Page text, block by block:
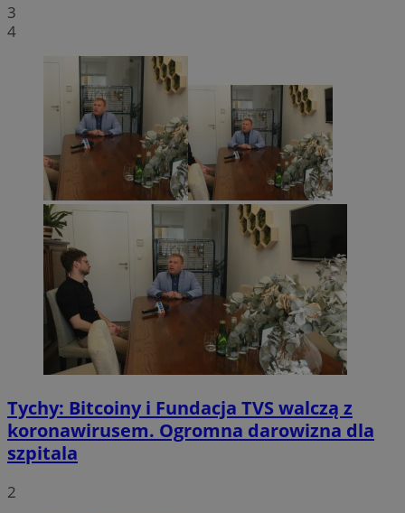
3
4
Tychy: Bitcoiny i Fundacja TVS walczą z
koronawirusem. Ogromna darowizna dla
szpitala
2